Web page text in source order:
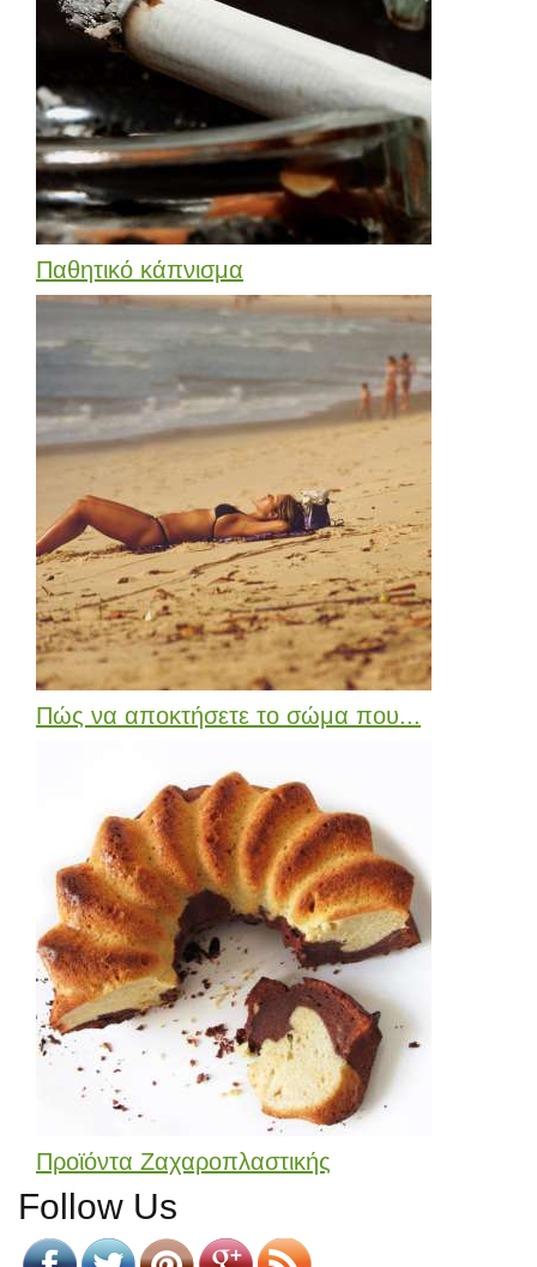
Παθητικό κάπνισμα
Πώς να αποκτήσετε το σώμα που...
Προϊόντα Ζαχαροπλαστικής
Follow Us